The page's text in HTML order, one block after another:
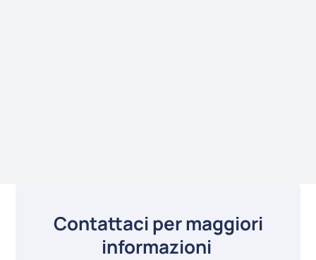
Contattaci per maggiori
informazioni